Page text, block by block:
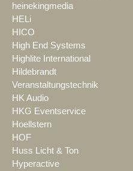
heinekingmedia
HELi
HICO
High End Systems
Highlite International
Hildebrandt
Veranstaltungstechnik
HK Audio
HKG Eventservice
Hoellstern
HOF
Huss Licht & Ton
Hyperactive